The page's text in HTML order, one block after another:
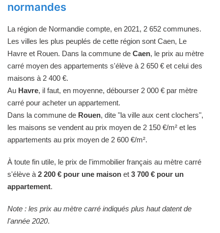
normandes
La région de Normandie compte, en 2021, 2 652 communes.
Les villes les plus peuplés de cette région sont Caen, Le
Havre et Rouen. Dans la commune de Caen, le prix au mètre
carré moyen des appartements s'élève à 2 650 € et celui des
maisons à 2 400 €.
Au Havre, il faut, en moyenne, débourser 2 000 € par mètre
carré pour acheter un appartement.
Dans la commune de Rouen, dite "la ville aux cent clochers",
les maisons se vendent au prix moyen de 2 150 €/m² et les
appartements au prix moyen de 2 600 €/m².
À toute fin utile, le prix de l'immobilier français au mètre carré
s'élève à 2 200 € pour une maison et 3 700 € pour un
appartement.
Note : les prix au mètre carré indiqués plus haut datent de
l'année 2020.